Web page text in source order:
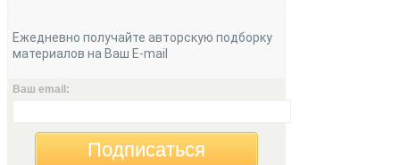
Ежедневно получайте авторскую подборку
материалов на Ваш E-mail
Ваш email:
Подписаться